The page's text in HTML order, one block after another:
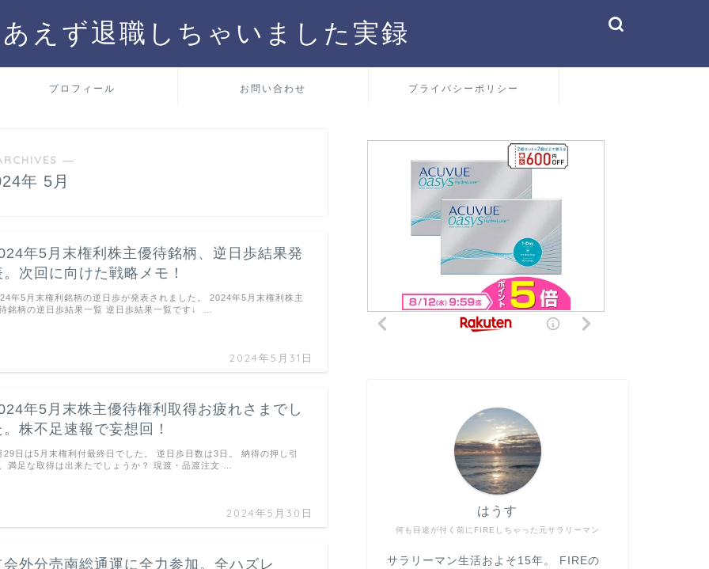
えず退職しちゃいました実録
プロフィール お問い合わせ プライバシーポリシー
―
年 5月
年5月末権利株主優待銘柄、逆日歩結果発
。次回に向けた戦略メモ！
2024年5月31日
年5月末権利銘柄の逆日歩が発表されました。 2024年5月末権利株主
銘柄の逆日歩結果一覧 逆日歩結果一覧です↓ …
年5月末株主優待権利取得お疲れさまでし
。株不足速報で妄想回！
2024年5月30日
29日は5月末権利付最終日でした。 逆日歩日数は3日。 納得の押し引
満足な取得は出来たでしょうか？ 現渡・品渡注文 …
会外分売南総通運に全力参加。全ハズレ
何も目途が付く前にFIREしちゃった元サラリーマン
はうす
サラリーマン生活およそ15年。 FIREの